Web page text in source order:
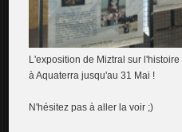
L'exposition de Miztral sur
à Aquaterra jusqu'au 31 Mai !
N'hésitez pas à aller la voir ;)